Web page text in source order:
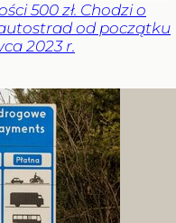
500 zł. Chodzi o
od początku
2023 r.